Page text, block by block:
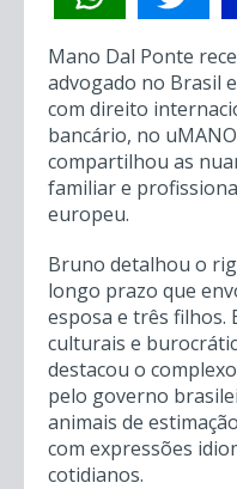
Mano Dal Ponte
advogado no Brasil
com direito
bancário, no
compartilhou as
familiar e
europeu.
Bruno detalhou o
longo prazo que
esposa e três filhos.
culturais e
destacou o
pelo governo
animais de
com expressões
cotidianos.